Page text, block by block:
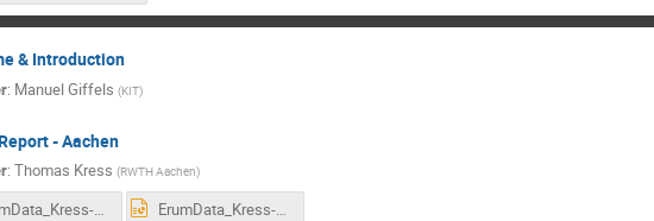
& Introduction
: Manuel Giffels (KIT)
- Aachen
: Thomas Kress (RWTH Aachen)
ErumData_Kress-Mar2020.pdf ErumData_Kress-Mar2020.ppt